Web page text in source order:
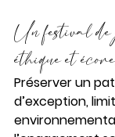
Un festival
éthique et
Préserver un
d’exception,